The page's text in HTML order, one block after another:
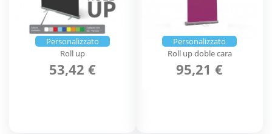
Personalizzato
Roll up
53,42 €
Personalizzato
Roll up doble cara
95,21 €